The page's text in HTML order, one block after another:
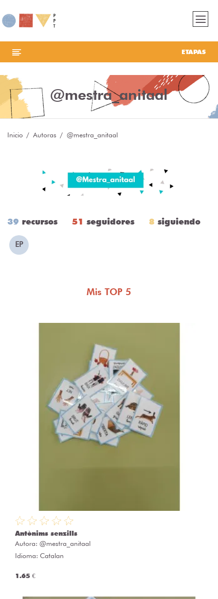
ETAPAS
@mestra_anitaal
Inicio Autoras @mestra_anitaal
39 recursos 51 seguidores 8 siguiendo
EP
Mis TOP 5
Antònims senzills
Autora: @mestra_anitaal
Idioma: Catalan
1.65 €